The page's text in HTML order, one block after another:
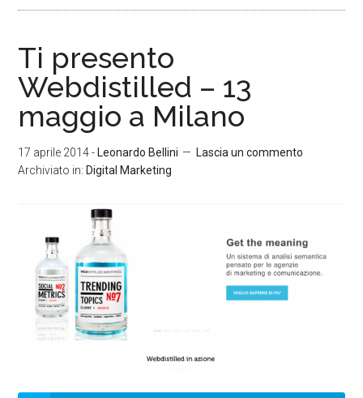
Ti presento
Webdistilled – 13
maggio a Milano
17 aprile 2014- Leonardo Bellini
Lascia un commento
Archiviato in: Digital Marketing